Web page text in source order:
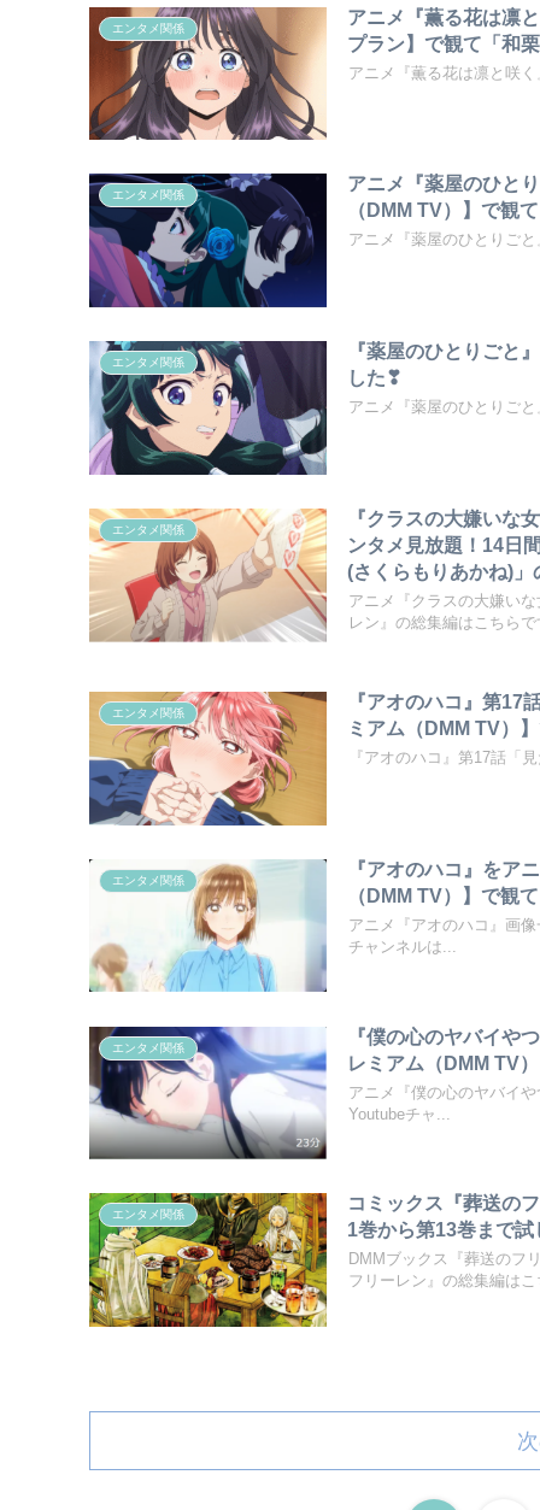
エンタメ関係
アニメ『薫る花は凛
プラン】で観て「和
アニメ『薫る花は凛と咲
エンタメ関係
アニメ『薬屋のひと
（DMM TV）】で観
アニメ『薬屋のひとりご
エンタメ関係
『薬屋のひとりごと
した❣
アニメ『薬屋のひとりご
エンタメ関係
『クラスの大嫌いな
ンタメ見放題！14日
(さくらもりあかね)
アニメ『クラスの大嫌い
レン』の総集編はこちら
エンタメ関係
『アオのハコ』第17
ミアム（DMM TV）
『アオのハコ』第17話「
エンタメ関係
『アオのハコ』をア
（DMM TV）】で観
アニメ『アオのハコ』画
チャンネルは...
エンタメ関係
『僕の心のヤバイや
レミアム（DMM TV
アニメ『僕の心のヤバイ
Youtubeチャ...
エンタメ関係
コミックス『葬送の
1巻から第13巻まで
DMMブックス『葬送のフ
フリーレン』の総集編は